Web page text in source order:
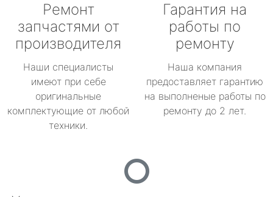
Ремонт
запчастями от
производителя
Наши специалисты
имеют при себе
оригинальные
комплектующие от любой
техники.
Гарантия на
работы по
ремонту
Наша компания
предоставляет гарантию
на выполненые работы по
ремонту до 2 лет.